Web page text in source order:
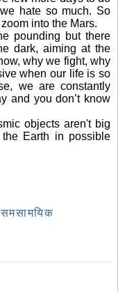
hate so much. So
into the Mars.
pounding but there
dark, aiming at the
why we fight, why
when our life is so
we are constantly
and you don’t know
objects aren't big
Earth in possible
समसामयिक